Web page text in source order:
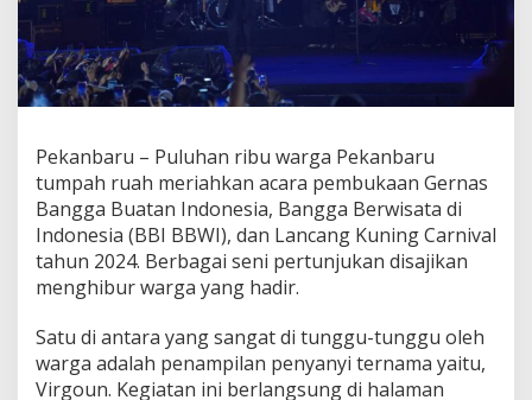
a
n
g
K
u
n
g
C
a
r
n
i
a
2
Pekanbaru – Puluhan ribu warga Pekanbaru
tumpah ruah meriahkan acara pembukaan Gernas
Bangga Buatan Indonesia, Bangga Berwisata di
Indonesia (BBI BBWI), dan Lancang Kuning Carnival
tahun 2024. Berbagai seni pertunjukan disajikan
menghibur warga yang hadir.
Satu di antara yang sangat di tunggu-tunggu oleh
warga adalah penampilan penyanyi ternama yaitu,
Virgoun. Kegiatan ini berlangsung di halaman